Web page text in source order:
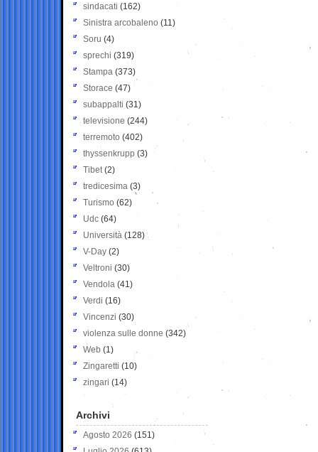
sindacati (162)
Sinistra arcobaleno (11)
Soru (4)
sprechi (319)
Stampa (373)
Storace (47)
subappalti (31)
televisione(244)
terremoto (402)
thyssenkrupp (3)
Tibet(2)
tredicesima (3)
Turismo (62)
Udc (64)
Università (128)
V-Day (2)
Veltroni (30)
Vendola (41)
Verdi (16)
Vincenzi (30)
violenza sulle donne (342)
Web (1)
Zingaretti (10)
zingari (14)
Archivi
Agosto 2026 (151)